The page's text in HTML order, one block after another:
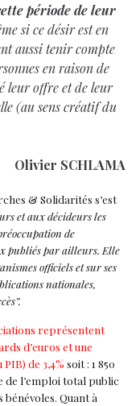
période de leur
si ce désir est en
aussi tenir compte
en raison de
leur offre et de leur
(au sens créatif du
Olivier SCHLAMA
& Solidarités s’est
et aux décideurs les
de
publiés par ailleurs. Elle
officiels et sur ses
nationales,
représentent
d’euros et une
de 3,4% soit : 1 850
de l’emploi total public
Quant à